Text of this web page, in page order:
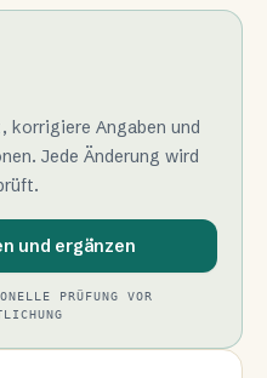
Angaben und
Jede Änderung wird
und ergänzen
PRÜFUNG VOR